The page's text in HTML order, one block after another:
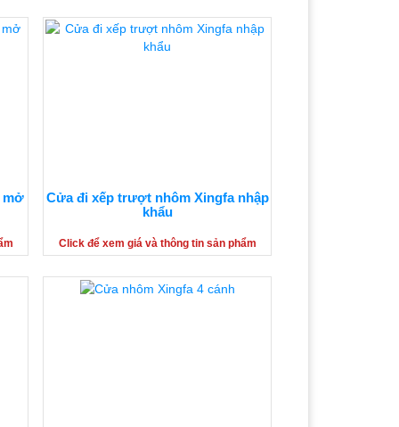
mở
Cửa đi xếp trượt nhôm Xingfa nhập
khẩu
Click để xem giá và thông tin sản phẩm